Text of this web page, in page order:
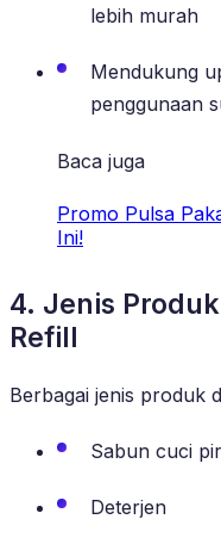
lebih murah
Mendukung
penggunaan
Baca juga
Promo Pulsa
Ini!
4. Jenis
Refill
Berbagai jenis produk
Sabun cuci
Deterjen